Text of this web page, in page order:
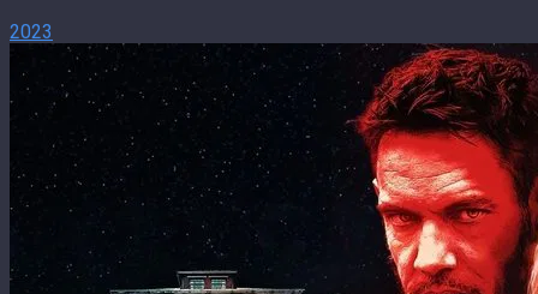
2023